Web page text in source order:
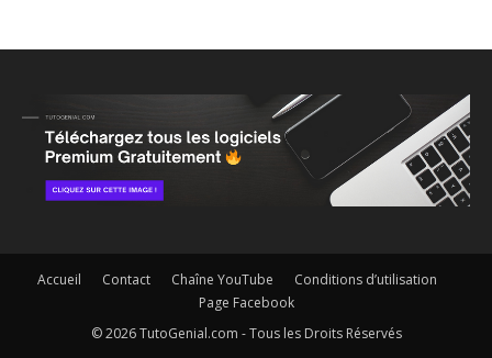
Accueil Contact Chaîne YouTube
Conditions d’utilisation
Page Facebook
© 2026 TutoGenial.com - Tous les Droits Réservés